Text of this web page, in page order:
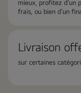
mieux, profitez d’un
frais, ou bien d’un
Livraison
sur certaines